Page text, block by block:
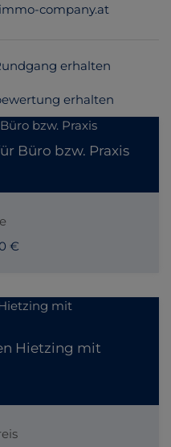
company.at
erhalten
erhalten
Büro bzw. Praxis
€
Hietzing mit